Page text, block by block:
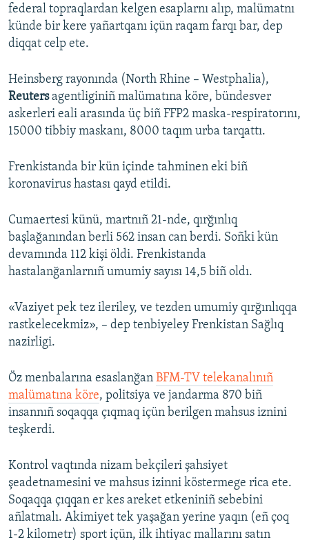
federal topraqlardan kelgen esaplarnı alıp, malümatnı
künde bir kere yañartqanı içün raqam farqı bar, dep
diqqat celp ete.
Heinsberg rayonında (North Rhine – Westphalia),
Reutersagentliginiñ malümatına köre, bündesver
askerleri eali arasında üç biñ FFP2 maska-respiratorını,
15000 tibbiy maskanı, 8000 taqım urba tarqattı.
Frenkistanda bir kün içinde tahminen eki biñ
koronavirus hastası qayd etildi.
Cumaertesi künü, martnıñ 21-nde, qırğınlıq
başlağanından berli 562 insan can berdi. Soñki kün
devamında 112 kişi öldi. Frenkistanda
hastalanğanlarnıñ umumiy sayısı 14,5 biñ oldı.
«Vaziyet pek tez ileriley, ve tezden umumiy qırğınlıqqa
rastkelecekmiz», – dep tenbiyeley Frenkistan Sağlıq
nazirligi.
Öz menbalarına esaslanğan BFM-TV telekanalınıñ
malümatına köre, politsiya ve jandarma 870 biñ
insannıñ soqaqqa çıqmaq içün berilgen mahsus iznini
teşkerdi.
Kontrol vaqtında nizam bekçileri şahsiyet
şeadetnamesini ve mahsus izinni köstermege rica ete.
Soqaqqa çıqqan er kes areket etkeniniñ sebebini
añlatmalı. Akimiyet tek yaşağan yerine yaqın (eñ çoq
1-2 kilometr) sport içün, ilk ihtiyac mallarını satın